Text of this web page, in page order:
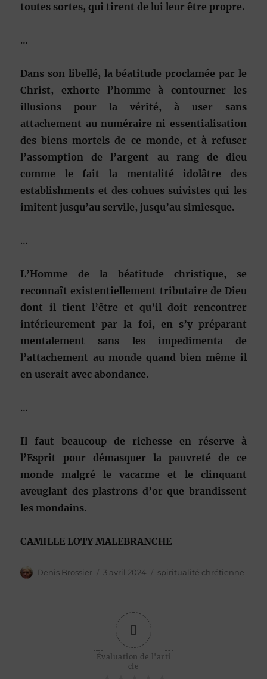
toutes sortes, qui tirent de lui leur être propre.
…
Dans son libellé, la béatitude proclamée par le
Christ, exhorte l’homme à contourner les
illusions pour la vérité, à user sans
attachement au numéraire ni essentialisation
des biens mortels de ce monde, et à refuser
l’assomption de l’argent au rang de dieu
comme le fait la mentalité idolâtre des
establishments et des cohues suivistes qui les
imitent jusqu’au servile, jusqu’au simiesque.
…
L’Homme de la béatitude christique, se
reconnaît existentiellement tributaire de Dieu
dont il tient l’être et qu’il doit rencontrer
intérieurement par la foi, en s’y préparant
mentalement sans les impedimenta de
l’attachement au monde quand bien même il
en userait avec abondance.
…
Il faut beaucoup de richesse en réserve à
l’Esprit pour démasquer la pauvreté de ce
monde malgré le vacarme et le clinquant
aveuglant des plastrons d’or que brandissent
les mondains.
CAMILLE LOTY MALEBRANCHE
Auteur
Denis Brossier
Publié
3 avril 2024 Catégories
spiritualité chrétienne
0
Évaluation de l'arti
cle